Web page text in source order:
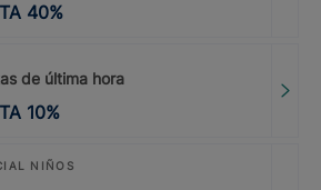
40%
de última hora
10%
NIÑOS